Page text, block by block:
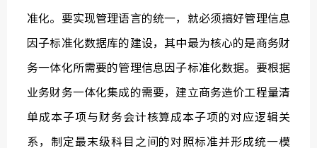
准化。要实现管理语言的统一，就必须搞好管理信息
因子标准化数据库的建设，其中最为核心的是商务财
务一体化所需要的管理信息因子标准化数据。要根据
业务财务一体化集成的需要，建立商务造价工程量清
单成本子项与财务会计核算成本子项的对应逻辑关
系，制定最末级科目之间的对照标准并形成统一模